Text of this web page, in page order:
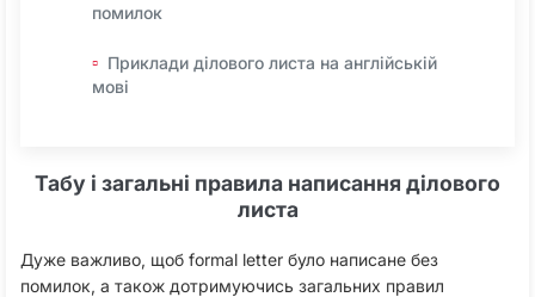
помилок
Приклади ділового листа на англійській
мові
Табу і загальні правила написання ділового
листа
Дуже важливо, щоб formal letter було написане без
помилок, а також дотримуючись загальних правил